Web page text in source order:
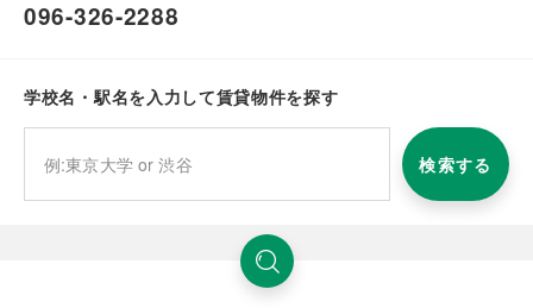
096-326-2288
学校名・駅名を入力して賃貸物件を探す
検索する